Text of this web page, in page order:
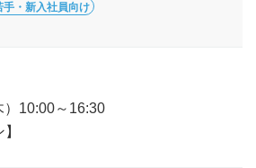
手・新入社員向け
）10:00～16:30